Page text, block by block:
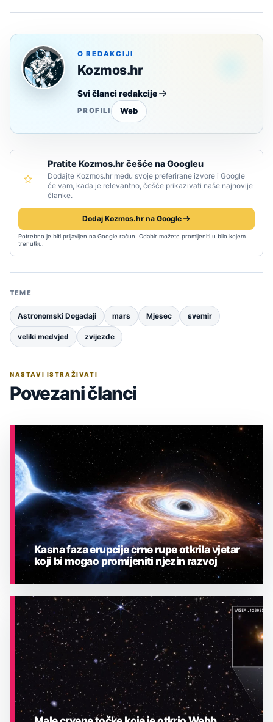
O REDAKCIJI
Kozmos.hr
Svi članci redakcije
PROFILI Web
Pratite Kozmos.hr češće na Googleu
Dodajte Kozmos.hr među svoje preferirane izvore i Google
će vam, kada je relevantno, češće prikazivati naše najnovije
članke.
Dodaj Kozmos.hr na Google
Potrebno je biti prijavljen na Google račun. Odabir možete promijeniti u bilo kojem
trenutku.
TEME
Astronomski Događaji mars Mjesec svemir
veliki medvjed zvijezde
NASTAVI ISTRAŽIVATI
Povezani članci
ASTRONOMIJA
Kasna faza erupcije crne rupe otkrila vjetar
koji bi mogao promijeniti njezin razvoj